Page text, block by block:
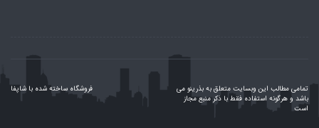
تمامی مطالب این وبسایت متعلق به بذرینو می
باشد و هرگونه استفاده فقط با ذکر منبع مجاز
است
فروشگاه ساخته شده با شاپفا